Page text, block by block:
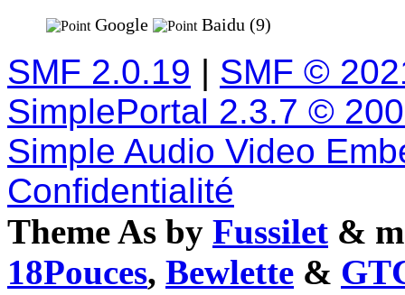
Google
Baidu (9)
SMF 2.0.19 | SMF ©
SimplePortal 2.3.7 ©
Simple Audio Video
Confidentialité
Theme As by Fussilet &
18Pouces, Bewlette &